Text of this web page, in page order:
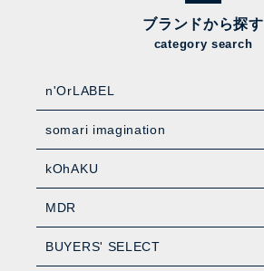
ブランドから探す
category search
n'OrLABEL
somari imagination
kOhAKU
MDR
BUYERS' SELECT